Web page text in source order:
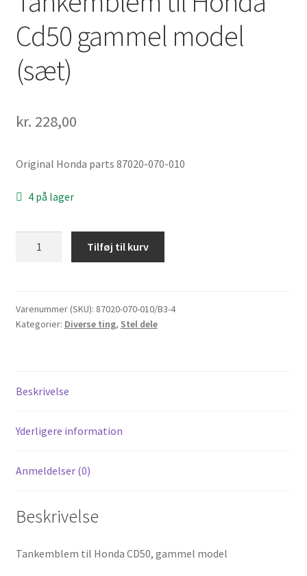
Cd50 gammel model
(sæt)
kr. 228,00
Original Honda parts 87020-070-010
4 på lager
gammel
model
Tilføj til kurv
Varenummer (SKU): 87020-070-010/B3-4
Kategorier: Diverse ting, Stel dele
Beskrivelse
Yderligere information
Anmeldelser (0)
Beskrivelse
Tankemblem til Honda CD50, gammel model